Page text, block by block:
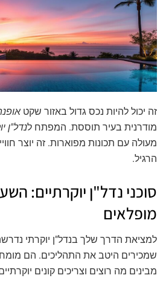
זה יכול להיות נכס גדול באזור שקט
מודרנית בעיר תוססת. המפתח לנדל"ן
מעולה עם תכונות מפוארות. זה יוצר
הרגיל.
סוכני נדל"ן יוקרתיים:
מופלאים
למציאת הדרך שלך בנדל"ן יוקרתי
שמכירים היטב את התהליכים. הם
מבינים מה רוצים וצריכים קונים